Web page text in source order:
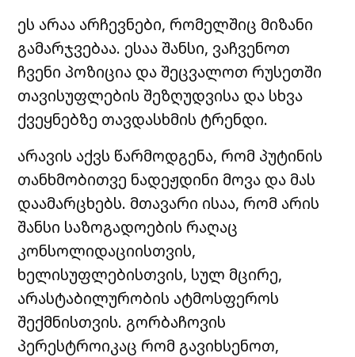
ეს არაა არჩევნები, რომელშიც მიზანი
გამარჯვებაა. ესაა შანსი, ვაჩვენოთ
ჩვენი პოზიცია და შეცვალოთ რუსეთში
თავისუფლების შეზღუდვისა და სხვა
ქვეყნებზე თავდასხმის ტრენდი.
არავის აქვს წარმოდგენა, რომ პუტინის
თანხმობითვე ნადეჟდინი მოვა და მას
დაამარცხებს. მთავარი ისაა, რომ არის
შანსი საზოგადოების რაღაც
კონსოლიდაციისთვის,
ხელისუფლებისთვის, სულ მცირე,
არასტაბილურობის ატმოსფეროს
შექმნისთვის. გორბაჩოვის
პერესტროიკაც რომ გავიხსენოთ,